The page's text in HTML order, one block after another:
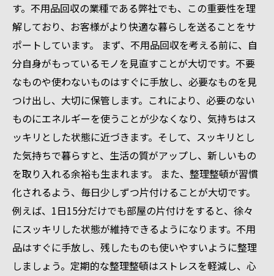
す。不用品回収の業種である弊社でも、この重要性を理
解しており、お客様がより快適な暮らしを送ることをサ
ポートしています。 まず、不用品回収を考える前に、自
分自身がもっているモノを見直すことが大切です。不要
なものや使わないものはすぐに手放し、必要なものを見
つけ出し、大切に保管します。これにより、必要のない
ものにエネルギーを使うことが少なくなり、気持ちはス
ッキリとした状態に近づきます。そして、スッキリとし
た気持ちで暮らすと、生活の質がアップし、新しいもの
を取り入れる余裕も生まれます。 また、整理整頓が習慣
化されるよう、毎日少しずつ片付けることが大切です。
例えば、1日15分だけでも部屋の片付けをすると、徐々
にスッキリした状態が維持できるようになります。不用
品はすぐに手放し、残したものも使いやすいように整理
しましょう。定期的な整理整頓はストレスを軽減し、心